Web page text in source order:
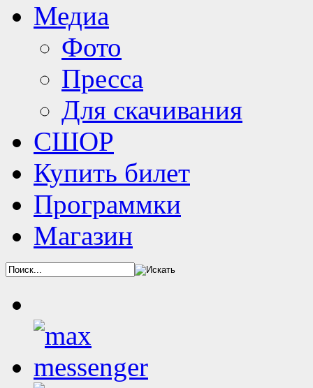
Медиа
Фото
Пресса
Для скачивания
СШОР
Купить билет
Программки
Магазин